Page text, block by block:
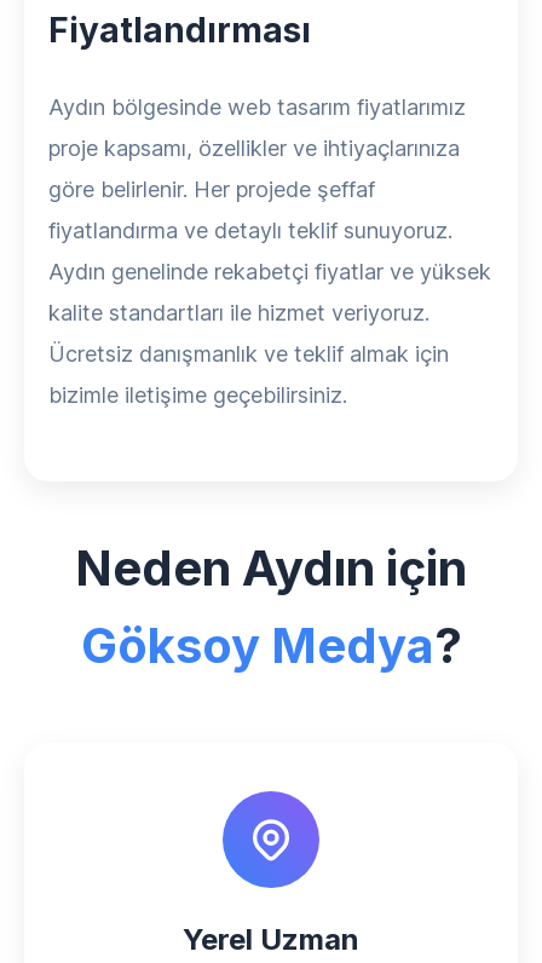
Fiyatlandırması
Aydın bölgesinde web tasarım fiyatlarımız
proje kapsamı, özellikler ve ihtiyaçlarınıza
göre belirlenir. Her projede şeffaf
fiyatlandırma ve detaylı teklif sunuyoruz.
Aydın genelinde rekabetçi fiyatlar ve yüksek
kalite standartları ile hizmet veriyoruz.
Ücretsiz danışmanlık ve teklif almak için
bizimle iletişime geçebilirsiniz.
Neden Aydın için
Göksoy Medya?
Yerel Uzman